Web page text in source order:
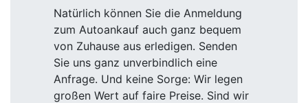
Natürlich können Sie die Anmeldung
zum Autoankauf auch ganz bequem
von Zuhause aus erledigen. Senden
Sie uns ganz unverbindlich eine
Anfrage. Und keine Sorge: Wir legen
großen Wert auf faire Preise. Sind wir